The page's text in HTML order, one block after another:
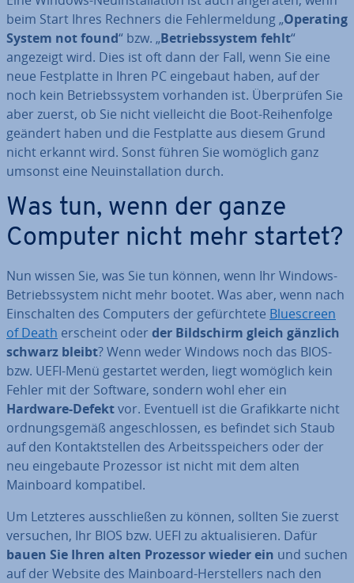
beim Start Ihres Rechners die Feh­ler­mel­dung „Operating
System not found“ bzw. „Be­triebs­sys­tem fehlt“
angezeigt wird. Dies ist oft dann der Fall, wenn Sie eine
neue Fest­plat­te in Ihren PC eingebaut haben, auf der
noch kein Be­triebs­sys­tem vorhanden ist. Über­prü­fen Sie
aber zuerst, ob Sie nicht viel­leicht die Boot-Rei­hen­fol­ge
geändert haben und die Fest­plat­te aus diesem Grund
nicht erkannt wird. Sonst führen Sie womöglich ganz
umsonst eine Neu­in­stal­la­ti­on durch.
Was tun, wenn der ganze
Computer nicht mehr startet?
Nun wissen Sie, was Sie tun können, wenn Ihr Windows-
Be­triebs­sys­tem nicht mehr bootet. Was aber, wenn nach
Ein­schal­ten des Computers der ge­fürch­te­te Blue­screen
of Death erscheint oder der Bild­schirm gleich gänzlich
schwarz bleibt? Wenn weder Windows noch das BIOS-
bzw. UEFI-Menü gestartet werden, liegt womöglich kein
Fehler mit der Software, sondern wohl eher ein
Hardware-Defektvor. Eventuell ist die Gra­fik­kar­te nicht
ord­nungs­ge­mäß an­ge­schlos­sen, es befindet sich Staub
auf den Kon­takt­stel­len des Ar­beits­spei­chers oder der
neu ein­ge­bau­te Prozessor ist nicht mit dem alten
Mainboard kom­pa­ti­bel.
Um Letzteres aus­schlie­ßen zu können, sollten Sie zuerst
versuchen, Ihr BIOS bzw. UEFI zu ak­tua­li­sie­ren. Dafür
bauen Sie Ihren alten Prozessor wieder ein und suchen
auf der Website des Mainboard-Her­stel­lers nach den